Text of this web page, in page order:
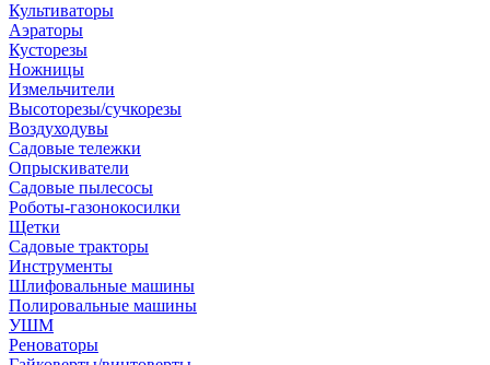
Культиваторы
Аэраторы
Кусторезы
Ножницы
Измельчители
Высоторезы/сучкорезы
Воздуходувы
Садовые тележки
Опрыскиватели
Садовые пылесосы
Роботы-газонокосилки
Щетки
Садовые тракторы
Инструменты
Шлифовальные машины
Полировальные машины
УШМ
Реноваторы